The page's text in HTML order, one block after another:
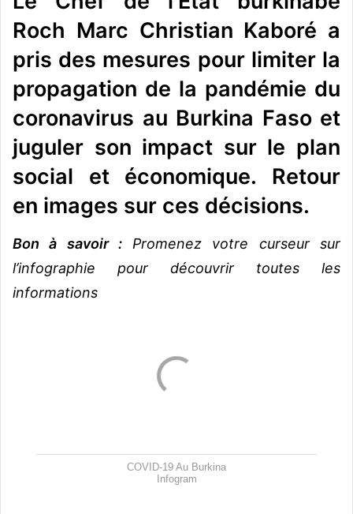
r
e
l
Roch Marc Christian Kaboré a
pris des mesures pour limiter la
propagation de la pandémie du
coronavirus au Burkina Faso et
juguler son impact sur le plan
social et économique. Retour
en images sur ces décisions.
Bon à savoir :Promenez votre curseur sur
l’infographie pour découvrir toutes les
informations
COVID-19 Au Burkina
Infogram